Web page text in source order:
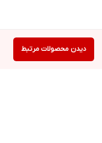
دیدن محصولات مرتبط